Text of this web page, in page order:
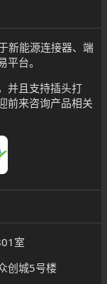
新能源连接器、端
台。
并且支持插头打
前来咨询产品相关
室
创城5号楼